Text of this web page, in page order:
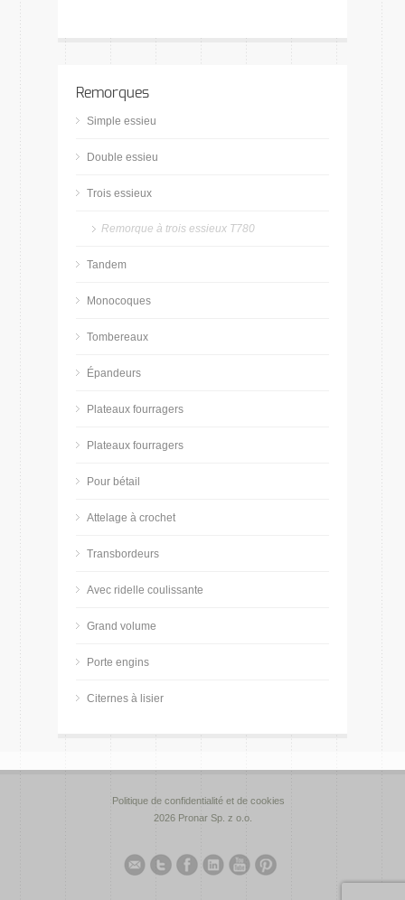
Remorques
Simple essieu
Double essieu
Trois essieux
Remorque à trois essieux T780
Tandem
Monocoques
Tombereaux
Épandeurs
Plateaux fourragers
Plateaux fourragers
Pour bétail
Attelage à crochet
Transbordeurs
Avec ridelle coulissante
Grand volume
Porte engins
Citernes à lisier
Politique de confidentialité et de cookies
2026 Pronar Sp. z o.o.